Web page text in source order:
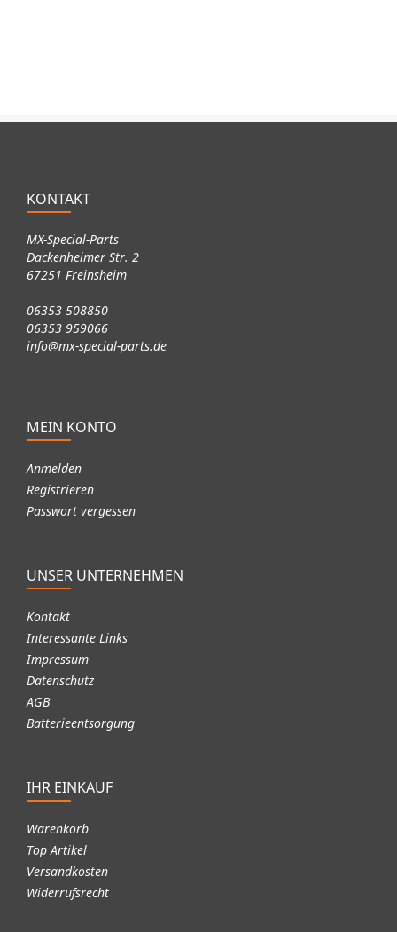
KONTAKT
MX-Special-Parts
Dackenheimer Str. 2
67251 Freinsheim
06353 508850
06353 959066
info@mx-special-parts.de
MEIN KONTO
Anmelden
Registrieren
Passwort vergessen
UNSER UNTERNEHMEN
Kontakt
Interessante Links
Impressum
Datenschutz
AGB
Batterieentsorgung
IHR EINKAUF
Warenkorb
Top Artikel
Versandkosten
Widerrufsrecht